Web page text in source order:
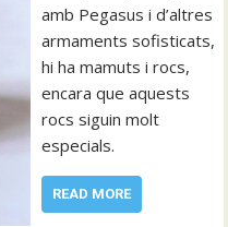
amb Pegasus i d’altres
armaments sofisticats,
hi ha mamuts i rocs,
encara que aquests
rocs siguin molt
especials.
READ MORE